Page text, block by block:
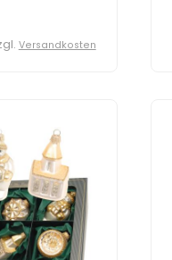
Versandkosten